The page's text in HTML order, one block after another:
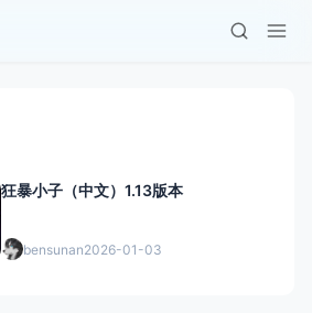
狂暴小子（中文）1.13版本
bensunan2026-01-03